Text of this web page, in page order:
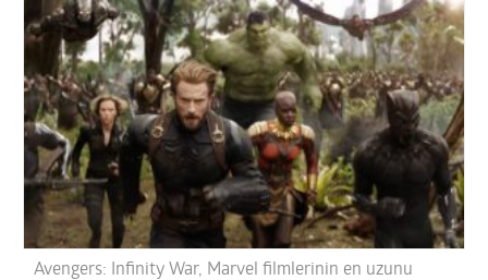
Avengers: Infinity War, Marvel filmlerinin en uzunu